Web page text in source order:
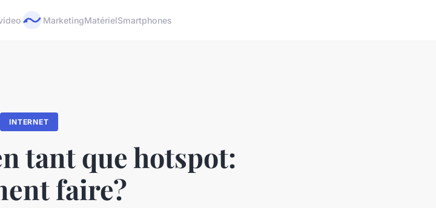
MarketingMatérielSmartphones
INTERNET
tant que hotspot:
faire?